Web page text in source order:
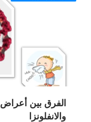
الفرق بين
والانفلونزا